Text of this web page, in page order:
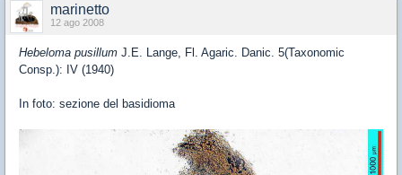
marinetto
12 ago 2008
Hebeloma pusillum J.E. Lange, Fl. Agaric. Danic. 5(Taxonomic
Consp.): IV (1940)
In foto: sezione del basidioma